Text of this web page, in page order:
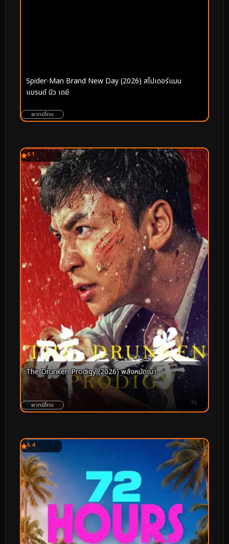
Spider-Man Brand New Day (2026) สไปเดอร์แมน
แบรนด์ นิว เดย์
พากย์ไทย
6.1
The Drunken Prodigy (2026) พลังหมัดเมา
พากย์ไทย
5.4